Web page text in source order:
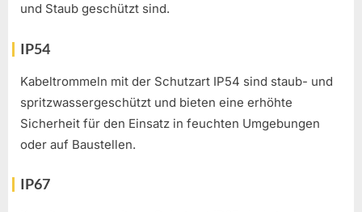
und Staub geschützt sind.
IP54
Kabeltrommeln mit der Schutzart IP54 sind staub- und
spritzwassergeschützt und bieten eine erhöhte
Sicherheit für den Einsatz in feuchten Umgebungen
oder auf Baustellen.
IP67